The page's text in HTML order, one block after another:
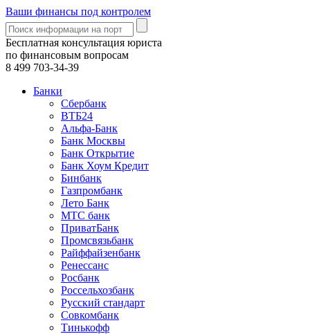
Ваши финансы под контролем
Бесплатная консультация юриста
по финансовым вопросам
8 499 703-34-39
Банки
Сбербанк
ВТБ24
Альфа-Банк
Банк Москвы
Банк Открытие
Банк Хоум Кредит
Бинбанк
Газпромбанк
Лето Банк
МТС банк
ПриватБанк
Промсвязьбанк
Райффайзенбанк
Ренессанс
Росбанк
Россельхозбанк
Русский стандарт
Совкомбанк
Тинькофф